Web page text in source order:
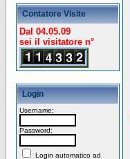
Contatore Visite
Dal 04.05.09
sei il visitatore n°
Login
Username:
Password:
Login automatico ad